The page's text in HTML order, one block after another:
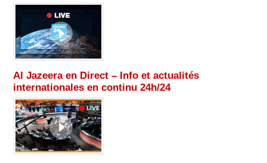
Al Jazeera en Direct – Info et actualités
internationales en continu 24h/24